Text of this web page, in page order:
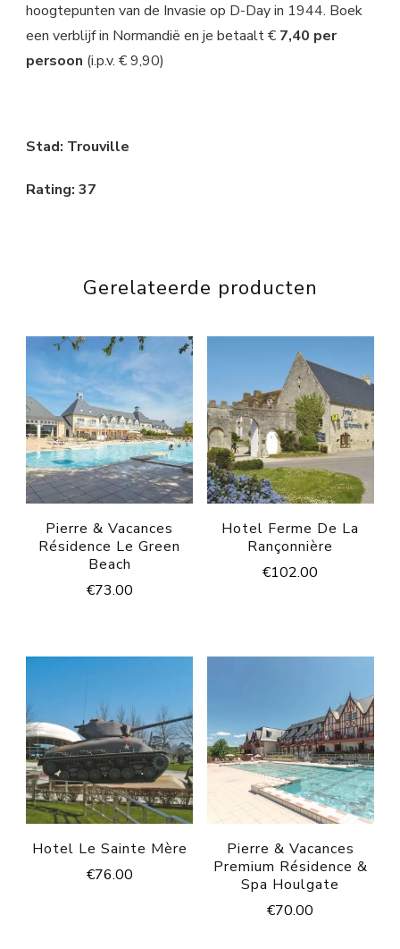
hoogtepunten van de Invasie op D-Day in 1944. Boek
een verblijf in Normandië en je betaalt € 7,40 per
persoon (i.p.v. € 9,90)
Stad: Trouville
Rating: 37
Gerelateerde producten
Pierre & Vacances
Résidence Le Green
Beach
€73.00
Hotel Ferme De La
Rançonnière
€102.00
Hotel Le Sainte Mère
€76.00
Pierre & Vacances
Premium Résidence &
Spa Houlgate
€70.00